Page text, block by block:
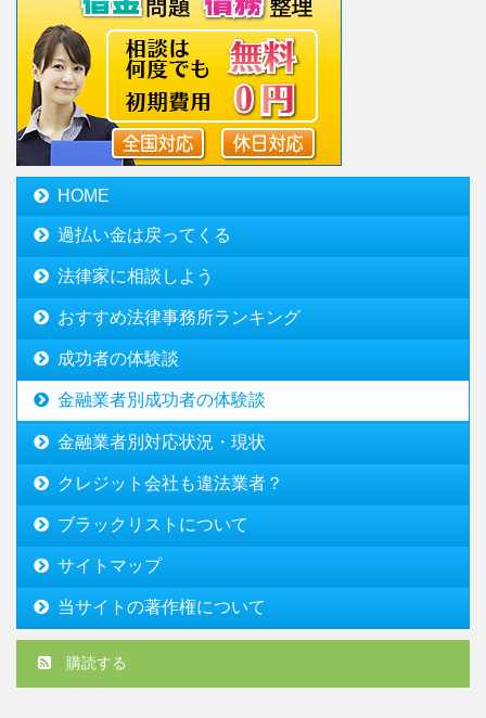
HOME
過払い金は戻ってくる
法律家に相談しよう
おすすめ法律事務所ランキング
成功者の体験談
金融業者別成功者の体験談
金融業者別対応状況・現状
クレジット会社も違法業者？
ブラックリストについて
サイトマップ
当サイトの著作権について
購読する